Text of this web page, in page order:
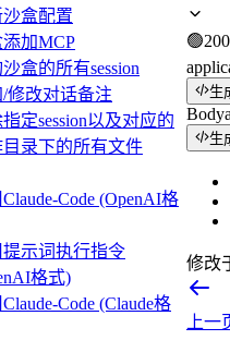
沙盒配置
加MCP
盒的所有session
修改对话备注
定session以及对应的
目录下的所有文件
Code (OpenAI格
示词执行指令
格式)
Code (Claude格
🟢200
生
Body
生
修改
上一